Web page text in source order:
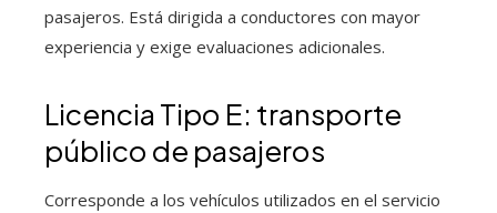
pasajeros. Está dirigida a conductores con mayor
experiencia y exige evaluaciones adicionales.
Licencia Tipo E: transporte
público de pasajeros
Corresponde a los vehículos utilizados en el servicio